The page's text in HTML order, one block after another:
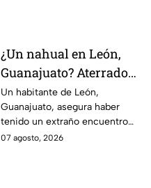
¿Un nahual en León,
Guanajuato? Aterrador
avistamiento en la
CARRETERA de Sierra
de Lobos
Un habitante de León,
Guanajuato, asegura haber
tenido un extraño encuentro
en la carretera de Sierra de
07 agosto, 2026